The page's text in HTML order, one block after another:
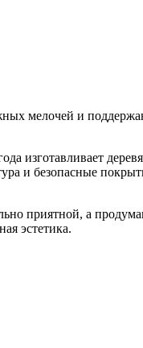
мелочей и
изготавливает
и безопасные
приятной, а
эстетика.